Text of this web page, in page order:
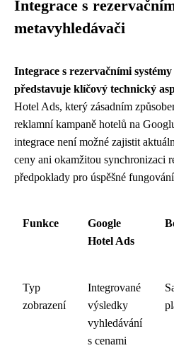
Integrace s
metavyhledávači
Integrace s rezervačními
představuje klíčový technický
Hotel Ads, který zásadním
reklamní kampaně hotelů na
integrace není možné zajistit
ceny ani okamžitou synchronizaci
předpoklady pro úspěšné
Funkce
Google
Hotel Ads
Typ
zobrazení
Integrované
výsledky
vyhledávání
s cenami